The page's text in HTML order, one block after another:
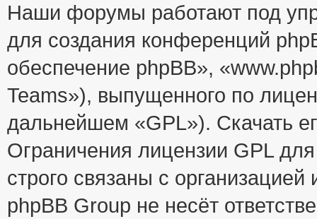
Наши форумы работают под
для создания конференций
обеспечение phpBB»,
Teams»), выпущенного по
дальнейшем «GPL»). Скачать
Ограничения лицензии GPL
строго связаны с
phpBB Group не несёт